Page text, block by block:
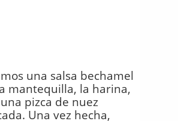
una salsa bechamel
mantequilla, la harina,
pizca de nuez
Una vez hecha,